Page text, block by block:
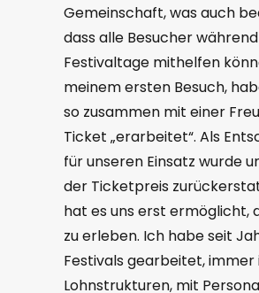
Gemeinschaft, was auch
dass alle Besucher
Festivaltage mithelfen
meinem ersten Besuch,
so zusammen mit einer
Ticket „erarbeitet“. Als
für unseren Einsatz wurde
der Ticketpreis
hat es uns erst ermöglicht,
zu erleben. Ich habe seit
Festivals gearbeitet, immer
Lohnstrukturen, mit